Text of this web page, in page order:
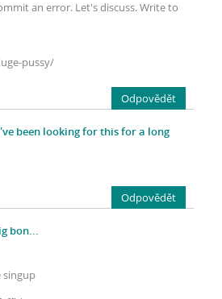
an error. Let's discuss. Write to
pussy/
Odpovědět
been looking for this for a long
Odpovědět
bon...
singup